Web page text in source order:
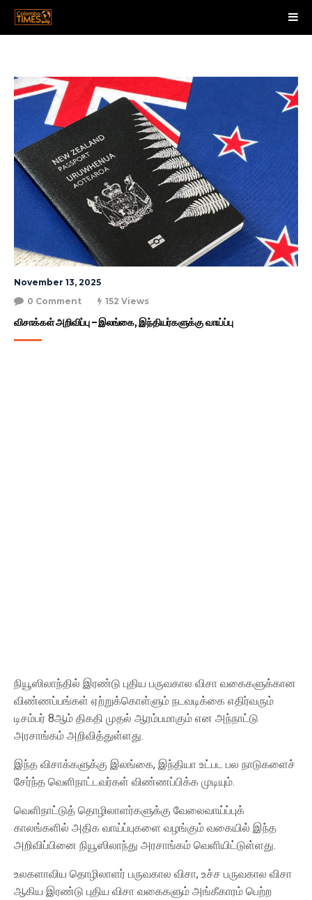
November 13, 2025
0 Comment
152 Views
விசாக்கள் அறிவிப்பு – இலங்கை, இந்தியர்களுக்கு வாய்ப்பு
நியூஸிலாந்தில் இரண்டு புதிய பருவகால விசா வகைகளுக்கான
விண்ணப்பங்கள் ஏற்றுக்கொள்ளும் நடவடிக்கை எதிர்வரும்
டிசம்பர் 8ஆம் திகதி முதல் ஆரம்பமாகும் என அந்நாட்டு
அரசாங்கம் அறிவித்துள்ளது.
இந்த விசாக்களுக்கு இலங்கை, இந்தியா உட்பட பல நாடுகளைச்
சேர்ந்த வெளிநாட்டவர்கள் விண்ணப்பிக்க முடியும்.
வெளிநாட்டுத் தொழிலாளர்களுக்கு வேலைவாய்ப்புக்
காலங்களில் அதிக வாய்ப்புகளை வழங்கும் வகையில் இந்த
அறிவிப்பினை நியூஸிலாந்து அரசாங்கம் வெளியிட்டுள்ளது.
உலகளாவிய தொழிலாளர் பருவகால விசா, உச்ச பருவகால விசா
ஆகிய இரண்டு புதிய விசா வகைகளும் அங்கீகாரம் பெற்ற